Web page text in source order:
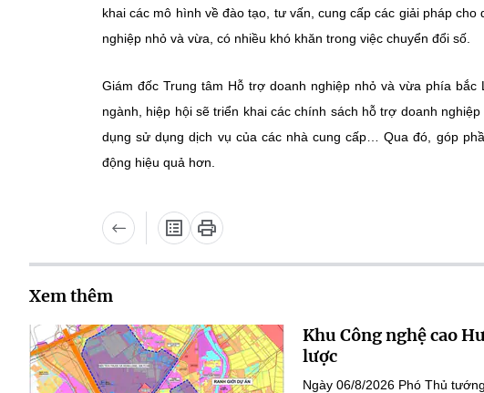
khai các mô hình về đào tạo, tư vấn, cung cấp các giải pháp
nghiệp nhỏ và vừa, có nhiều khó khăn trong việc chuyển đổi số.
Giám đốc Trung tâm Hỗ trợ doanh nghiệp nhỏ và vừa phía
ngành, hiệp hội sẽ triển khai các chính sách hỗ trợ doanh
dụng sử dụng dịch vụ của các nhà cung cấp… Qua đó, góp
động hiệu quả hơn.
Xem thêm
Khu Công nghệ cao
lược
Ngày 06/8/2026 Phó Thủ